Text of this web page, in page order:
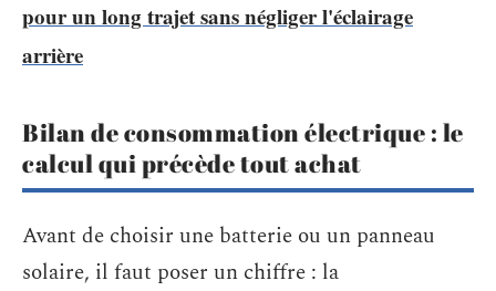
pour un long trajet sans négliger l'éclairage
arrière
Bilan de consommation électrique : le
calcul qui précède tout achat
Avant de choisir une batterie ou un panneau
solaire, il faut poser un chiffre : la